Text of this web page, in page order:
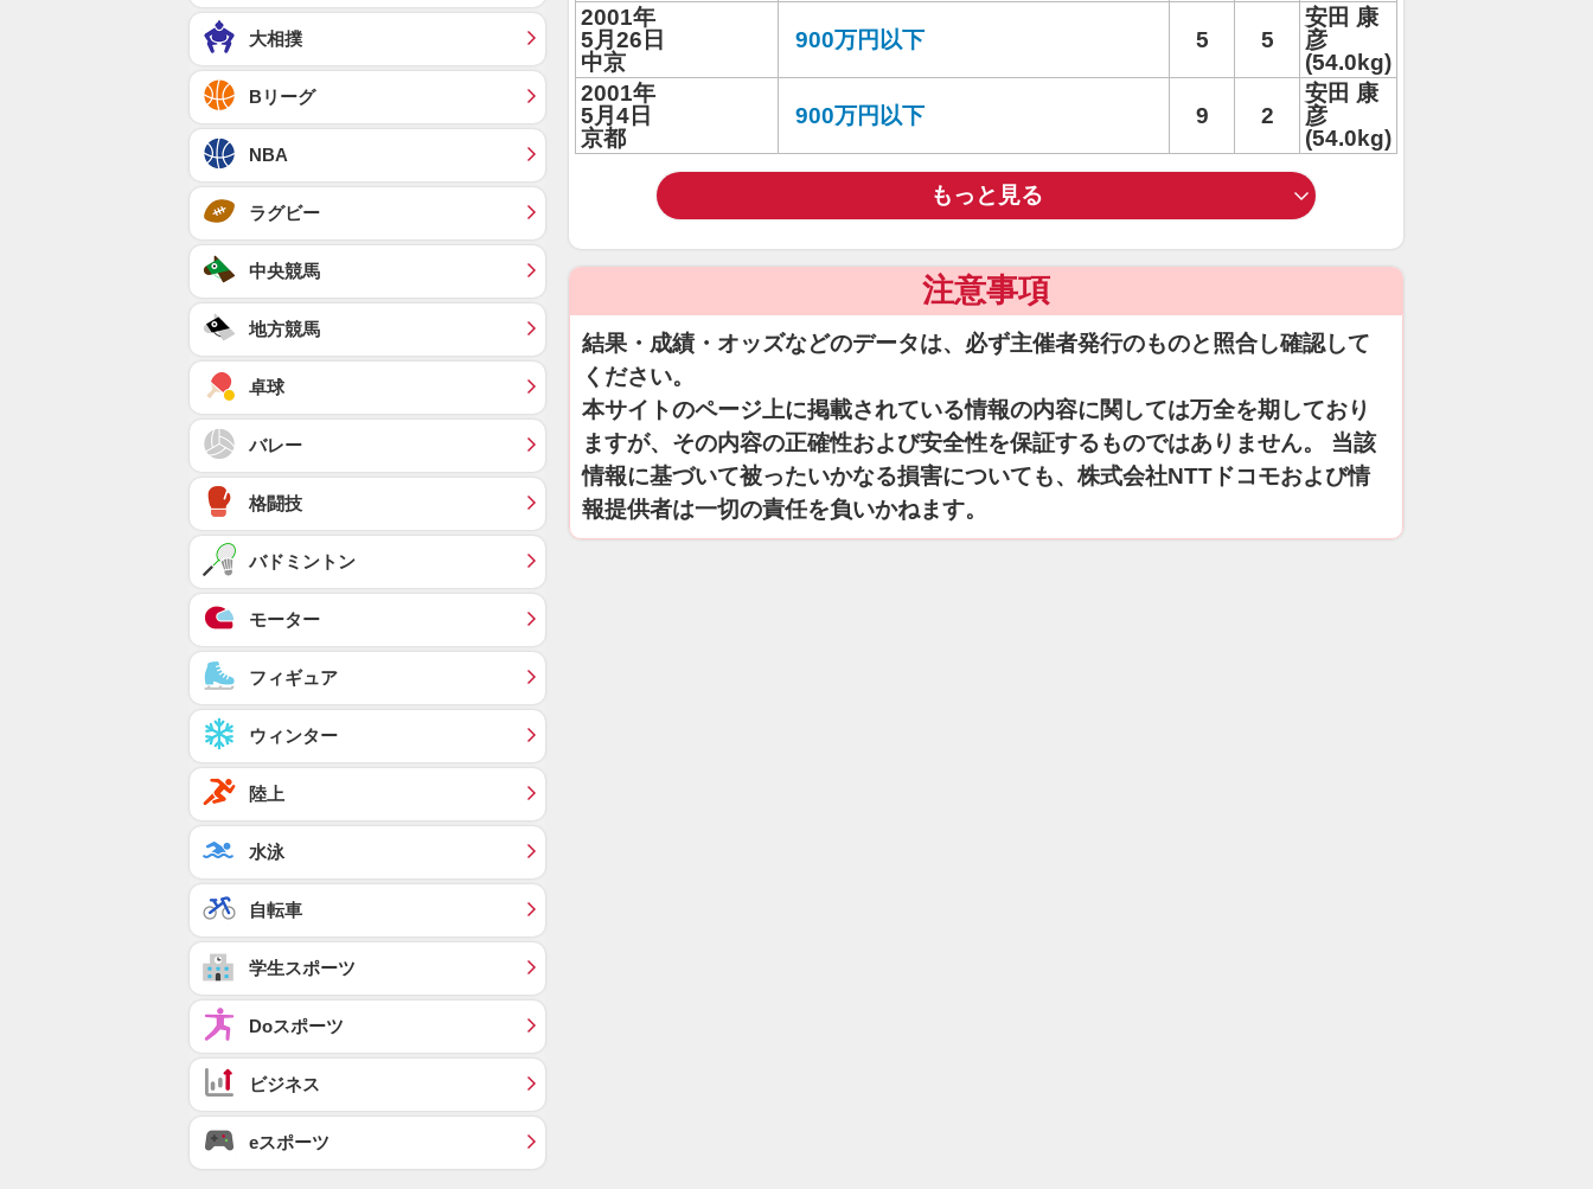
2001年
5月26日
中京
900万円以下 5 5
安田 康
彦
(54.0kg)
2001年
5月4日
京都
900万円以下 9 2
安田 康
彦
(54.0kg)
もっと見る
注意事項
結果・成績・オッズなどのデータは、必ず主催者発行のものと照合し確認して
ください。
本サイトのページ上に掲載されている情報の内容に関しては万全を期しており
ますが、その内容の正確性および安全性を保証するものではありません。 当該
情報に基づいて被ったいかなる損害についても、株式会社NTTドコモおよび情
報提供者は一切の責任を負いかねます。
大相撲
Bリーグ
NBA
ラグビー
中央競馬
地方競馬
卓球
バレー
格闘技
バドミントン
モーター
フィギュア
ウィンター
陸上
水泳
自転車
学生スポーツ
Doスポーツ
ビジネス
eスポーツ